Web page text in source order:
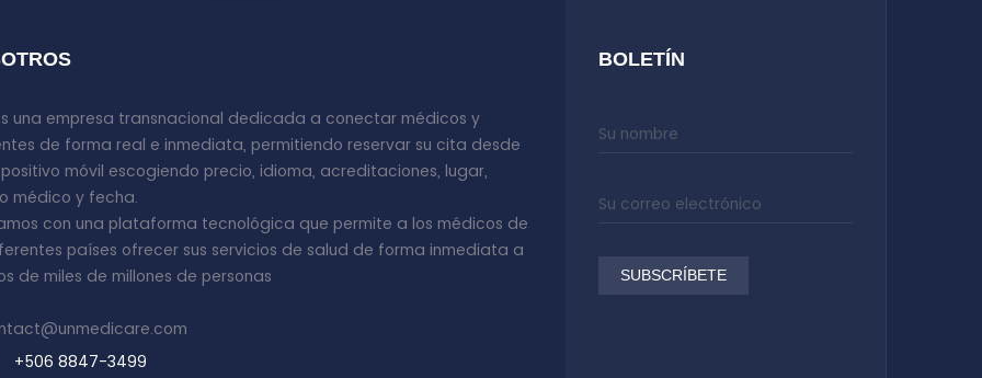
una empresa transnacional dedicada a conectar médicos y
de forma real e inmediata, permitiendo reservar su cita desde
móvil escogiendo precio, idioma, acreditaciones, lugar,
médico y fecha.
con una plataforma tecnológica que permite a los médicos de
países ofrecer sus servicios de salud de forma inmediata a
de miles de millones de personas
+506 8847-3499
BOLETÍN
SUBSCRÍBETE